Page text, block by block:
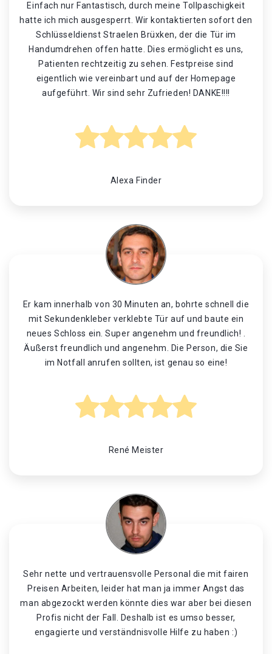
Einfach nur Fantastisch, durch meine Tollpaschigkeit
hatte ich mich ausgesperrt. Wir kontaktierten sofort den
Schlüsseldienst Straelen Brüxken, der die Tür im
Handumdrehen offen hatte. Dies ermöglicht es uns,
Patienten rechtzeitig zu sehen. Festpreise sind
eigentlich wie vereinbart und auf der Homepage
aufgeführt. Wir sind sehr Zufrieden! DANKE!!!!
Alexa Finder
Er kam innerhalb von 30 Minuten an, bohrte schnell die
mit Sekundenkleber verklebte Tür auf und baute ein
neues Schloss ein. Super angenehm und freundlich! .
Äußerst freundlich und angenehm. Die Person, die Sie
im Notfall anrufen sollten, ist genau so eine!
René Meister
Sehr nette und vertrauensvolle Personal die mit fairen
Preisen Arbeiten, leider hat man ja immer Angst das
man abgezockt werden könnte dies war aber bei diesen
Profis nicht der Fall. Deshalb ist es umso besser,
engagierte und verständnisvolle Hilfe zu haben :)